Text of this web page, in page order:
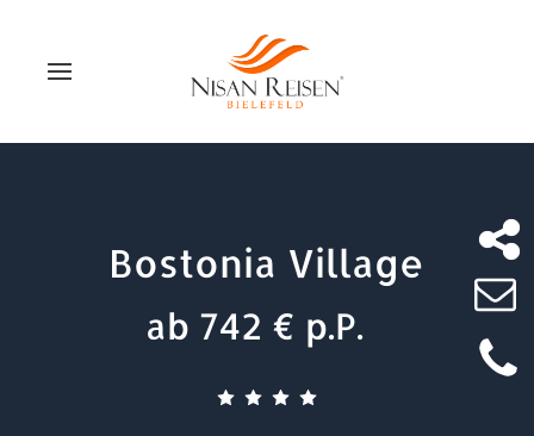
Bostonia Village
ab 742 € p.P.